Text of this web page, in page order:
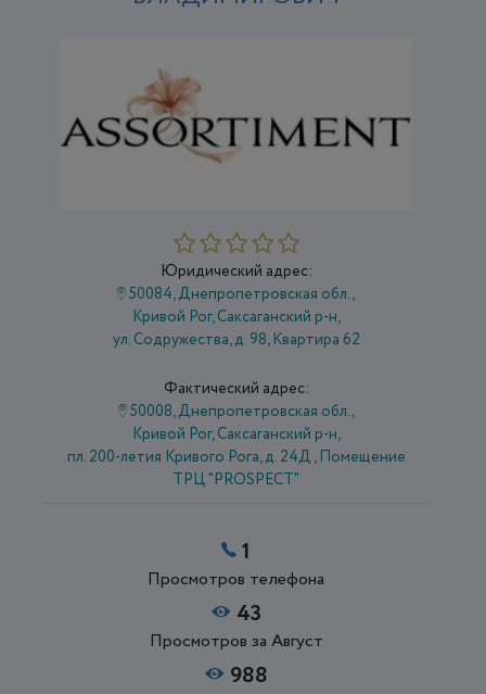
Юридический адрес:
50084, Днепропетровская обл.,
Кривой Рог, Саксаганский р-н,
ул. Содружества, д. 98, Квартира 62
Фактический адрес:
50008, Днепропетровская обл.,
Кривой Рог, Саксаганский р-н,
пл. 200-летия Кривого Рога, д. 24Д , Помещение
ТРЦ "PROSPECT"
1
Просмотров телефона
43
Просмотров за Август
988